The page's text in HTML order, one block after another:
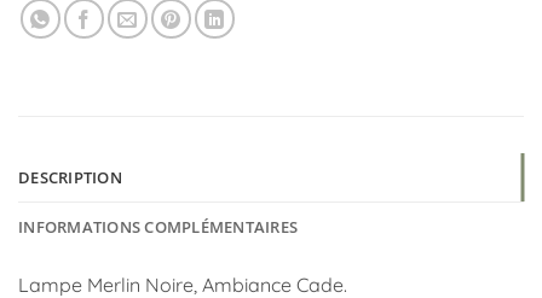
DESCRIPTION
INFORMATIONS COMPLÉMENTAIRES
Lampe Merlin Noire, Ambiance Cade.